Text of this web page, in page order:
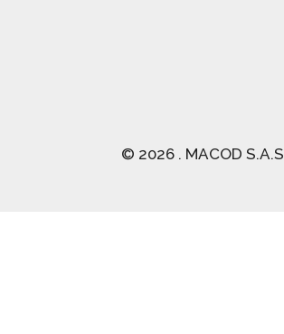
© 2026 . MACOD S.A.S